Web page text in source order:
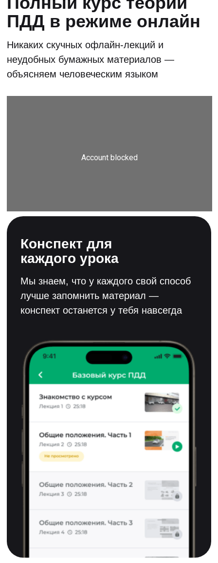
Информация о том, как правильно
выбрать автошколу машину и много
для учеников
Поможем решить
все вопросы
Если вы хотите больше узнать о ПДД.ТВ
или не знаете, какую программу обучения
+7 (929) 747-37-45
1111111
официальное